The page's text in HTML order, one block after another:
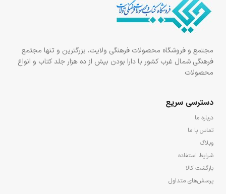
مجتمع و فروشگاه محصولات فرهنگی ولایت، بزرگترین و تنها مجتمع
فرهنگی شمال غرب کشور با دارا بودن بیش از ده هزار جلد کتاب و انواع
محصولات
دسترسی سریع
درباره ما
تماس با ما
وبلاگ
شرایط استفاده
بازگشت کالا
پرسش‌های متداول